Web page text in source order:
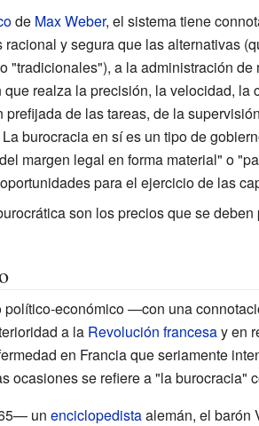
de Max Weber, el sistema tiene
y segura que las alternativas
"tradicionales"), a la administración
realza la precisión, la velocidad,
de las tareas, de la
burocracia en sí es un tipo de
margen legal en forma material" o
para el ejercicio de las
son los precios que se
político-económico —con una
a la Revolución francesay en
en Francia que seriamente
ocasiones se refiere a "la burocracia"
un enciclopedistaalemán, el barón